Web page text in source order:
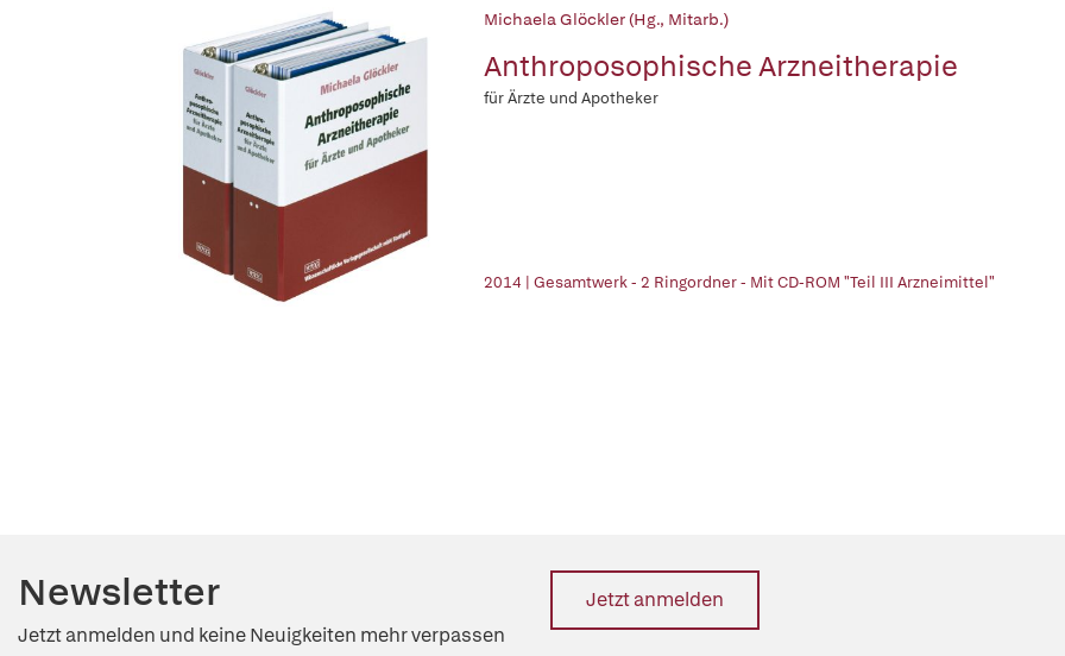
Michaela Glöckler (Hg., Mitarb.)
Anthroposophische Arzneitherapie
für Ärzte und Apotheker
2014 | Gesamtwerk - 2 Ringordner - Mit CD-ROM "Teil III Arzneimittel"
Newsletter
Jetzt anmelden und keine Neuigkeiten mehr verpassen
Jetzt anmelden